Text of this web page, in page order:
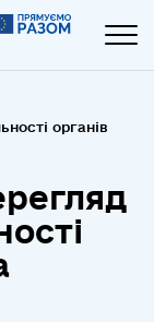
органів